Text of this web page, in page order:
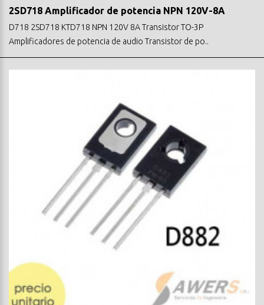
2SD718 Amplificador de potencia NPN 120V-8A
D718 2SD718 KTD718 NPN 120V 8A Transistor TO-3P
Amplificadores de potencia de audio Transistor de po..